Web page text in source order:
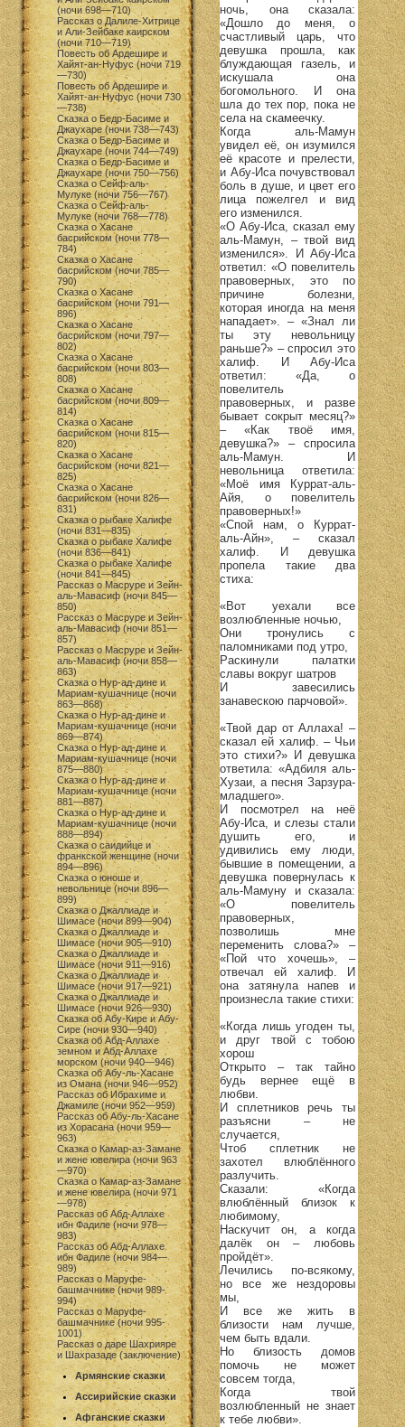
(ночи 698—710)
Рассказ о Далиле-Хитрице
и Али-Зейбаке каирском
(ночи 710—719)
Повесть об Ардешире и
Хайят-ан-Нуфус (ночи 719
—730)
Повесть об Ардешире и
Хайят-ан-Нуфус (ночи 730
—738)
Сказка о Бедр-Басиме и
Джаухаре (ночи 738—743)
Сказка о Бедр-Басиме и
Джаухаре (ночи 744—749)
Сказка о Бедр-Басиме и
Джаухаре (ночи 750—756)
Сказка о Сейф-аль-
Мулуке (ночи 756—767)
Сказка о Сейф-аль-
Мулуке (ночи 768—778)
Сказка о Хасане
басрийском (ночи 778—
784)
Сказка о Хасане
басрийском (ночи 785—
790)
Сказка о Хасане
басрийском (ночи 791—
896)
Сказка о Хасане
басрийском (ночи 797—
802)
Сказка о Хасане
басрийском (ночи 803—
808)
Сказка о Хасане
басрийском (ночи 809—
814)
Сказка о Хасане
басрийском (ночи 815—
820)
Сказка о Хасане
басрийском (ночи 821—
825)
Сказка о Хасане
басрийском (ночи 826—
831)
Сказка о рыбаке Халифе
(ночи 831—835)
Сказка о рыбаке Халифе
(ночи 836—841)
Сказка о рыбаке Халифе
(ночи 841—845)
Рассказ о Масруре и Зейн-
аль-Мавасиф (ночи 845—
850)
Рассказ о Масруре и Зейн-
аль-Мавасиф (ночи 851—
857)
Рассказ о Масруре и Зейн-
аль-Мавасиф (ночи 858—
863)
Сказка о Нур-ад-дине и
Мариам-кушачнице (ночи
863—868)
Сказка о Нур-ад-дине и
Мариам-кушачнице (ночи
869—874)
Сказка о Нур-ад-дине и
Мариам-кушачнице (ночи
875—880)
Сказка о Нур-ад-дине и
Мариам-кушачнице (ночи
881—887)
Сказка о Нур-ад-дине и
Мариам-кушачнице (ночи
888—894)
Сказка о саидийце и
франкской женщине (ночи
894—896)
Сказка о юноше и
невольнице (ночи 896—
899)
Сказка о Джаллиаде и
Шимасе (ночи 899—904)
Сказка о Джаллиаде и
Шимасе (ночи 905—910)
Сказка о Джаллиаде и
Шимасе (ночи 911—916)
Сказка о Джаллиаде и
Шимасе (ночи 917—921)
Сказка о Джаллиаде и
Шимасе (ночи 926—930)
Сказка об Абу-Кире и Абу-
Сире (ночи 930—940)
Сказка об Абд-Аллахе
земном и Абд-Аллахе
морском (ночи 940—946)
Сказка об Абу-ль-Хасане
из Омана (ночи 946—952)
Рассказ об Ибрахиме и
Джамиле (ночи 952—959)
Рассказ об Абу-ль-Хасане
из Хорасана (ночи 959—
963)
Сказка о Камар-аз-Замане
и жене ювелира (ночи 963
—970)
Сказка о Камар-аз-Замане
и жене ювелира (ночи 971
—978)
Рассказ об Абд-Аллахе
ибн Фадиле (ночи 978—
983)
Рассказ об Абд-Аллахе
ибн Фадиле (ночи 984—
989)
Рассказ о Маруфе-
башмачнике (ночи 989-
994)
Рассказ о Маруфе-
башмачнике (ночи 995-
1001)
Рассказ о даре Шахрияре
и Шахразаде (заключение)
Армянские сказки
Ассирийские сказки
Афганские сказки
ночь, она сказала:
«Дошло до меня, о
счастливый царь, что
девушка прошла, как
блуждающая газель, и
искушала она
богомольного. И она
шла до тех пор, пока не
села на скамеечку.
Когда аль-Мамун
увидел её, он изумился
её красоте и прелести,
и Абу-Иса почувствовал
боль в душе, и цвет его
лица пожелгел и вид
его изменился.
«О Абу-Иса, сказал ему
аль-Мамун, – твой вид
изменился». И Абу-Иса
ответил: «О повелитель
правоверных, это по
причине болезни,
которая иногда на меня
нападает». – «Знал ли
ты эту невольницу
раньше?» – спросил это
халиф. И Абу-Иса
ответил: «Да, о
повелитель
правоверных, и разве
бывает сокрыт месяц?»
– «Как твоё имя,
девушка?» – спросила
аль-Мамун. И
невольница ответила:
«Моё имя Куррат-аль-
Айя, о повелитель
правоверных!»
«Спой нам, о Куррат-
аль-Айн», – сказал
халиф. И девушка
пропела такие два
стиха:
«Вот уехали все
возлюбленные ночью,
Они тронулись с
паломниками под утро,
Раскинули палатки
славы вокруг шатров
И завесились
занавескою парчовой».
«Твой дар от Аллаха! –
сказал ей халиф. – Чьи
это стихи?» И девушка
ответила: «Адбиля аль-
Хузаи, а песня Зарзура-
младшего».
И посмотрел на неё
Абу-Иса, и слезы стали
душить его, и
удивились ему люди,
бывшие в помещении, а
девушка повернулась к
аль-Мамуну и сказала:
«О повелитель
правоверных,
позволишь мне
переменить слова?» –
«Пой что хочешь», –
отвечал ей халиф. И
она затянула напев и
произнесла такие стихи:
«Когда лишь угоден ты,
и друг твой с тобою
хорош
Открыто – так тайно
будь вернее ещё в
любви.
И сплетников речь ты
разъясни – не
случается,
Чтоб сплетник не
захотел влюблённого
разлучить.
Сказали: «Когда
влюблённый близок к
любимому,
Наскучит он, а когда
далёк он – любовь
пройдёт».
Лечились по-всякому,
но все же нездоровы
мы,
И все же жить в
близости нам лучше,
чем быть вдали.
Но близость домов
помочь не может
совсем тогда,
Когда твой
возлюбленный не знает
к тебе любви».